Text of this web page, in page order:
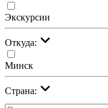
Экскурсии
Откуда:
Минск
Страна: